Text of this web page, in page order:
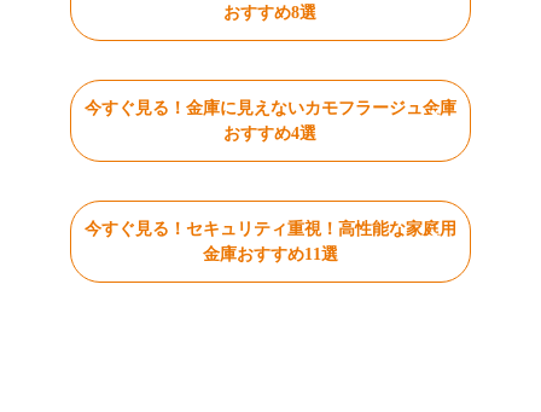
おすすめ8選
今すぐ見る！金庫に見えないカモフラージュ金庫
おすすめ4選
今すぐ見る！セキュリティ重視！高性能な家庭用
金庫おすすめ11選